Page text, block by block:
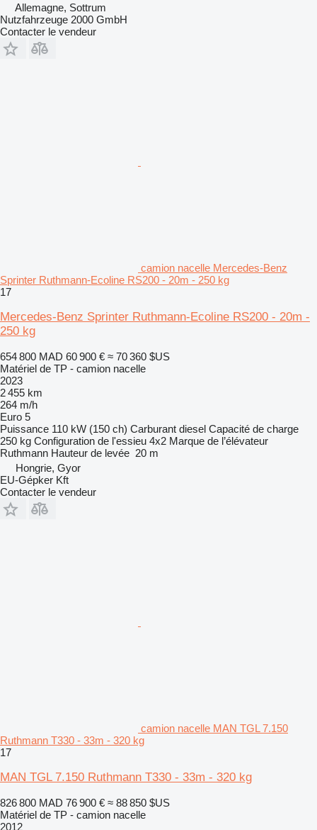
Allemagne, Sottrum
Nutzfahrzeuge 2000 GmbH
Contacter le vendeur
camion nacelle Mercedes-Benz
Sprinter Ruthmann-Ecoline RS200 - 20m - 250 kg
17
Mercedes-Benz Sprinter Ruthmann-Ecoline RS200 - 20m -
250 kg
654 800 MAD 60 900 € ≈ 70 360 $US
Matériel de TP - camion nacelle
2023
2 455 km
264 m/h
Euro 5
Puissance 110 kW (150 ch) Carburant diesel Capacité de charge
250 kg Configuration de l'essieu 4x2 Marque de l’élévateur
Ruthmann Hauteur de levée 20 m
Hongrie, Gyor
EU-Gépker Kft
Contacter le vendeur
camion nacelle MAN TGL 7.150
Ruthmann T330 - 33m - 320 kg
17
MAN TGL 7.150 Ruthmann T330 - 33m - 320 kg
826 800 MAD 76 900 € ≈ 88 850 $US
Matériel de TP - camion nacelle
2012